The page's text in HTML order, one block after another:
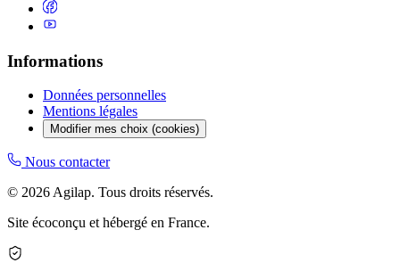
Informations
Données personnelles
Mentions légales
Modifier mes choix (cookies)
Nous contacter
© 2026 Agilap. Tous droits réservés.
Site écoconçu et hébergé en France.